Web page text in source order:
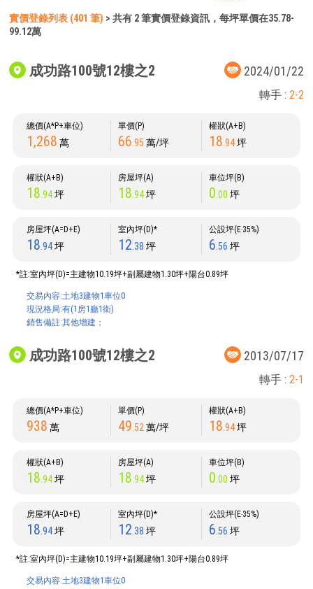
實價登錄列表 (401 筆) > 共有 2 筆實價登錄資訊，每坪單價在35.78-
99.12萬
成功路100號12樓之2 2024/01/22
轉手 : 2-2
總價(A*P+車位)
1,268 萬
單價(P)
66 .95 萬/坪
權狀(A+B)
18 .94坪
權狀(A+B)
18 .94坪
房屋坪(A)
18 .94坪
車位坪(B)
0 .00 坪
房屋坪(A=D+E)
18 .94坪
室內坪(D)*
12 .38 坪
公設坪(E‧35%)
6 .56 坪
*註:室內坪(D)=主建物10.19坪+副屬建物1.30坪+陽台0.89坪
交易內容:土地3建物1車位0
現況格局:有(1房1廳1衛)
銷售備註:其他增建；
成功路100號12樓之2 2013/07/17
轉手 : 2-1
總價(A*P+車位)
938 萬
單價(P)
49 .52 萬/坪
權狀(A+B)
18 .94坪
權狀(A+B)
18 .94坪
房屋坪(A)
18 .94坪
車位坪(B)
0 .00 坪
房屋坪(A=D+E)
18 .94坪
室內坪(D)*
12 .38 坪
公設坪(E‧35%)
6 .56 坪
*註:室內坪(D)=主建物10.19坪+副屬建物1.30坪+陽台0.89坪
交易內容:土地3建物1車位0